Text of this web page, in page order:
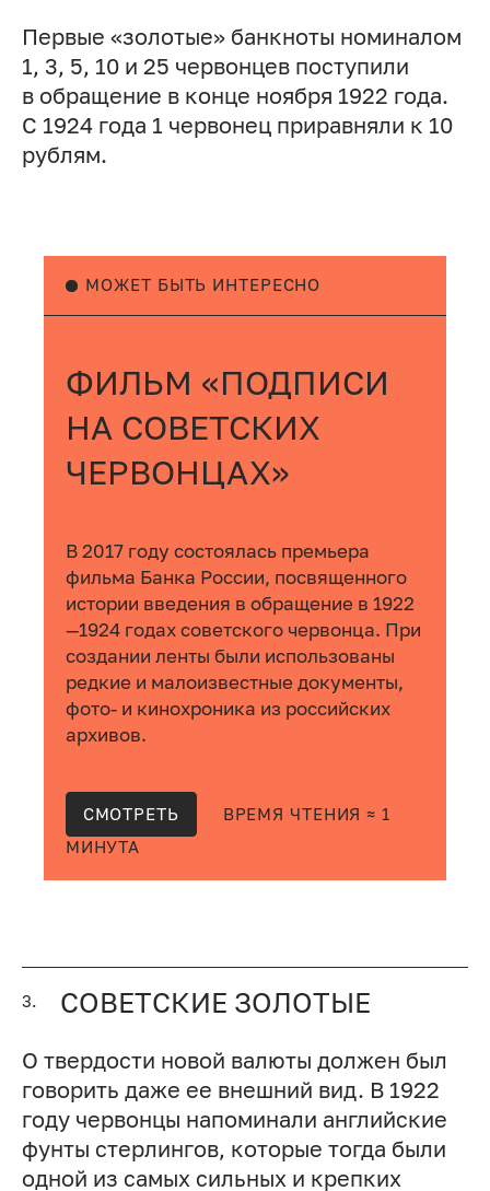
Первые «золотые» банкноты номиналом
1, 3, 5, 10 и 25 червонцев поступили
в обращение в конце ноября 1922 года.
С 1924 года 1 червонец приравняли к 10
рублям.
МОЖЕТ БЫТЬ ИНТЕРЕСНО
ФИЛЬМ «ПОДПИСИ
НА СОВЕТСКИХ
ЧЕРВОНЦАХ»
В 2017 году состоялась премьера
фильма Банка России, посвященного
истории введения в обращение в 1922
—1924 годах советского червонца. При
создании ленты были использованы
редкие и малоизвестные документы,
фото- и кинохроника из российских
архивов.
СМОТРЕТЬ
ВРЕМЯ ЧТЕНИЯ ≈ 1
МИНУТА
3. СОВЕТСКИЕ ЗОЛОТЫЕ
О твердости новой валюты должен был
говорить даже ее внешний вид. В 1922
году червонцы напоминали английские
фунты стерлингов, которые тогда были
одной из самых сильных и крепких